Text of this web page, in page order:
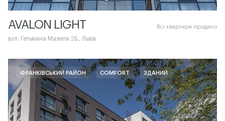
AVALON LIGHT Всі квартири продано
вул. Гетьмана Мазепи 2Б, Львів
ФРАНКІВСЬКИЙ РАЙОН COMFORT ЗДАНИЙ